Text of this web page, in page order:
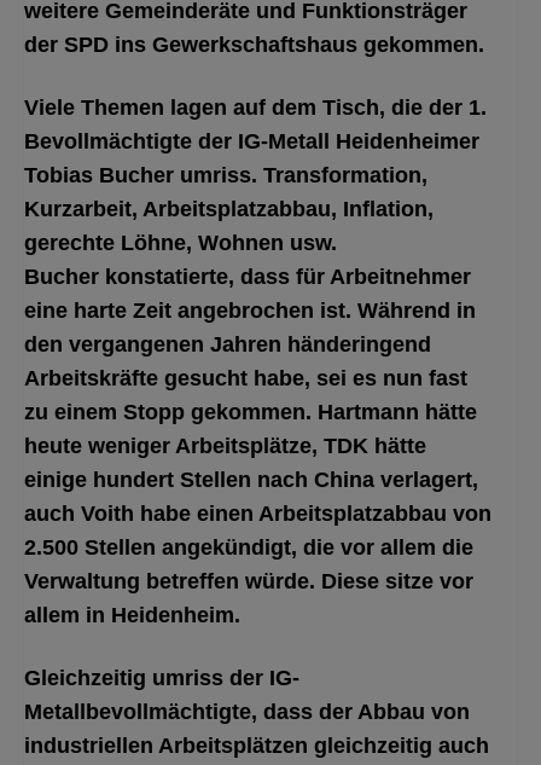
weitere Gemeinderäte und Funktionsträger
der SPD ins Gewerkschaftshaus gekommen.
Viele Themen lagen auf dem Tisch, die der 1.
Bevollmächtigte der IG-Metall Heidenheimer
Tobias Bucher umriss. Transformation,
Kurzarbeit, Arbeitsplatzabbau, Inflation,
gerechte Löhne, Wohnen usw.
Bucher konstatierte, dass für Arbeitnehmer
eine harte Zeit angebrochen ist. Während in
den vergangenen Jahren händeringend
Arbeitskräfte gesucht habe, sei es nun fast
zu einem Stopp gekommen. Hartmann hätte
heute weniger Arbeitsplätze, TDK hätte
einige hundert Stellen nach China verlagert,
auch Voith habe einen Arbeitsplatzabbau von
2.500 Stellen angekündigt, die vor allem die
Verwaltung betreffen würde. Diese sitze vor
allem in Heidenheim.
Gleichzeitig umriss der IG-
Metallbevollmächtigte, dass der Abbau von
industriellen Arbeitsplätzen gleichzeitig auch